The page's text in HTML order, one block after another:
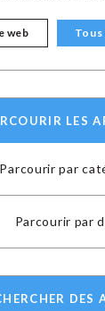
web Tous
LES
Parcourir par
Parcourir par
DES